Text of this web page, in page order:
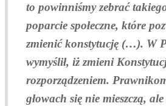
to powinniśmy zebrać
poparcie społeczne, które
zmienić konstytucję (…). W
wymyślił, iż zmieni
rozporządzeniem.
głowach się nie mieszczą,